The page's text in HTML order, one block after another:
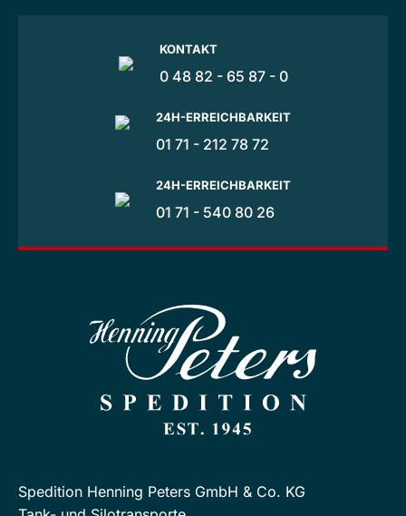
Spedition Henning Peters GmbH & Co. KG
KONTAKT
0 48 82 - 65 87 - 0
24H-ERREICHBARKEIT
01 71 - 212 78 72
24H-ERREICHBARKEIT
01 71 - 540 80 26